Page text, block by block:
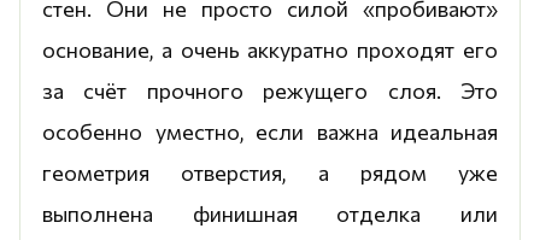
стен. Они не просто силой «пробивают»
основание, а очень аккуратно проходят его
за счёт прочного режущего слоя. Это
особенно уместно, если важна идеальная
геометрия отверстия, а рядом уже
выполнена финишная отделка или